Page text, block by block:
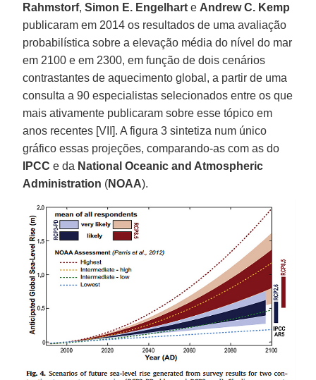
Rahmstorf,Simon E. Engelhart e Andrew C. Kemp
publicaram em 2014 os resultados de uma avaliação
probabilística sobre a elevação média do nível do mar
em 2100 e em 2300, em função de dois cenários
contrastantes de aquecimento global, a partir de uma
consulta a 90 especialistas selecionados entre os que
mais ativamente publicaram sobre esse tópico em
anos recentes [VII]. A figura 3 sintetiza num único
gráfico essas projeções, comparando-as com as do
IPCC e da National Oceanic and Atmospheric
Administration (NOAA).